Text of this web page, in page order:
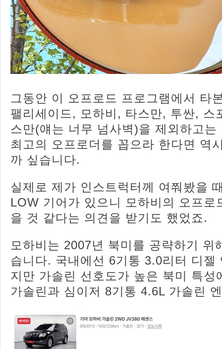
그동안 이 오프로드 프로그램에서 타
팰리세이드, 모하비, 타스만, 투싼, 스
스만(얘는 너무 넘사벽)을 제외하고
최고의 오프로더를 꼽으라 한다면 역
까 싶습니다.
실제로 제가 인스트럭터께 여쭤봤을
LOW 기어가 있으니 모하비의 오프로
을 것 같다는 의견을 받기도 했었죠.
모하비는 2007년 북미를 공략하기 위
습니다. 국내에선 6기통 3.0리터 디젤
지만 가솔린 선호도가 높은 북미 특성
가솔린과 심이저 8기통 4.6L 가솔린